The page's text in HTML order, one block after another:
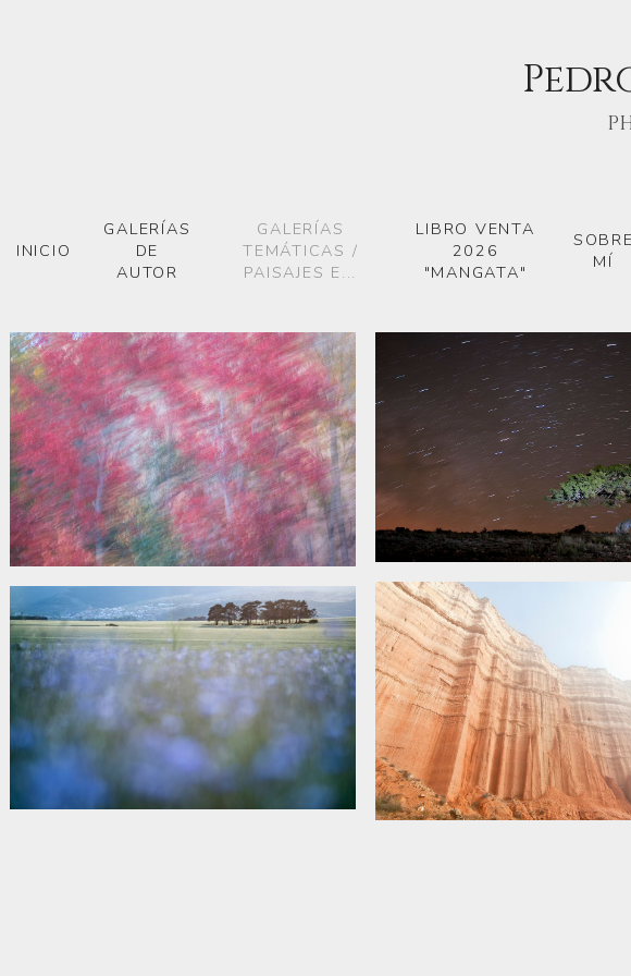
INICIO
GALERÍAS
DE
AUTOR
GALERÍAS
TEMÁTICAS /
PAISAJES E...
LIBRO VENTA
2026
"MANGATA"
SOBRE
MÍ